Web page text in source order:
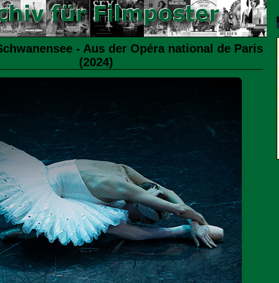
- Aus der Opéra national de Paris
(2024)